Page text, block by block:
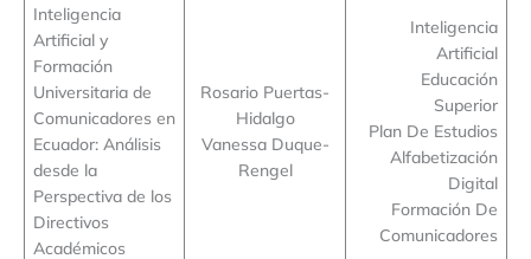
Inteligencia
Artificial y
Formación
Universitaria de
Comunicadores en
Ecuador: Análisis
desde la
Perspectiva de los
Directivos
Académicos
Rosario Puertas-
Hidalgo
Vanessa Duque-
Rengel
Inteligencia
Artificial
Educación
Superior
Plan De Estudios
Alfabetización
Digital
Formación De
Comunicadores